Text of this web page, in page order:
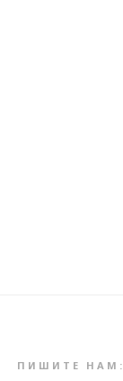
ПИШИТЕ НАМ: